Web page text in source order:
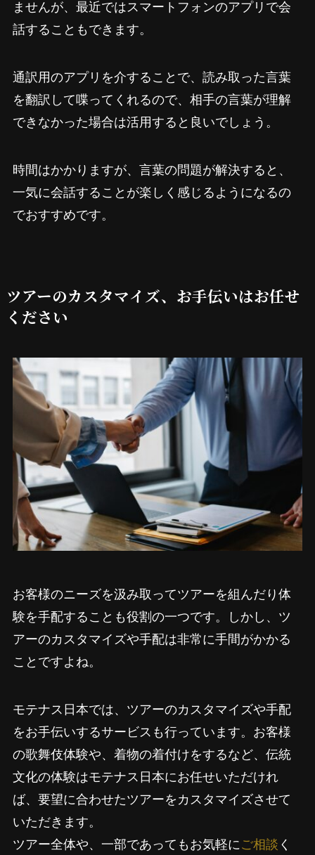
ませんが、最近ではスマートフォンのアプリで会
話することもできます。
通訳用のアプリを介することで、読み取った言葉
を翻訳して喋ってくれるので、相手の言葉が理解
できなかった場合は活用すると良いでしょう。
時間はかかりますが、言葉の問題が解決すると、
一気に会話することが楽しく感じるようになるの
でおすすめです。
ツアーのカスタマイズ、お手伝いはお任せ
ください
お客様のニーズを汲み取ってツアーを組んだり体
験を手配することも役割の一つです。しかし、ツ
アーのカスタマイズや手配は非常に手間がかかる
ことですよね。
モテナス日本では、ツアーのカスタマイズや手配
をお手伝いするサービスも行っています。お客様
の歌舞伎体験や、着物の着付けをするなど、伝統
文化の体験はモテナス日本にお任せいただけれ
ば、要望に合わせたツアーをカスタマイズさせて
いただきます。
ツアー全体や、一部であってもお気軽にご相談く